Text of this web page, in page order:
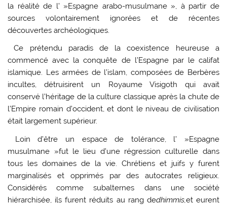
la réalité de l’ »Espagne arabo-musulmane », à partir de
sources volontairement ignorées et de récentes
découvertes archéologiques.
Ce prétendu paradis de la coexistence heureuse a
commencé avec la conquête de l’Espagne par le califat
islamique. Les armées de l’islam, composées de Berbères
incultes, détruisirent un Royaume Visigoth qui avait
conservé l’héritage de la culture classique après la chute de
l’Empire romain d’occident, et dont le niveau de civilisation
était largement supérieur.
Loin d’être un espace de tolérance, l’ »Espagne
musulmane »fut le lieu d’une régression culturelle dans
tous les domaines de la vie. Chrétiens et juifs y furent
marginalisés et opprimés par des autocrates religieux.
Considérés comme subalternes dans une société
hiérarchisée, ils furent réduits au rang dedhimmis,et eurent